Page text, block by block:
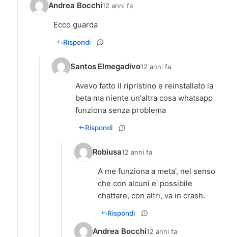
Andrea Bocchi12 anni fa
Ecco guarda
Rispondi
Santos Elmegadivo12 anni fa
Avevo fatto il ripristino e reinstallato la
beta ma niente un'altra cosa whatsapp
funziona senza problema
Rispondi
Robiusa12 anni fa
A me funziona a meta', nel senso
che con alcuni e' possibile
chattare, con altri, va in crash.
Rispondi
Andrea Bocchi12 anni fa